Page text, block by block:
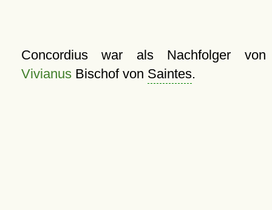
Concordius war als Nachfolger von
VivianusBischof von Saintes.